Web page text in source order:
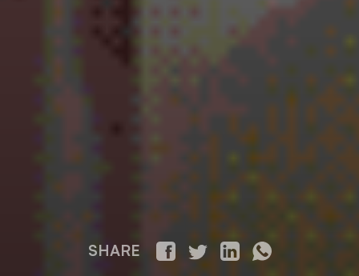
SHARE